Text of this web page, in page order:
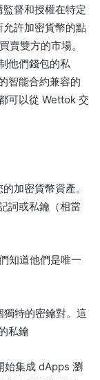
督和授權在特定
許加密貨幣的點
賣雙方的市場。
他們錢包的私
智能合約兼容的
可以從 Wettok 交
加密貨幣資產。
詞或私鑰（相當
知道他們是唯一
特的密鑰對。 這
私鑰
始集成 dApps 瀏